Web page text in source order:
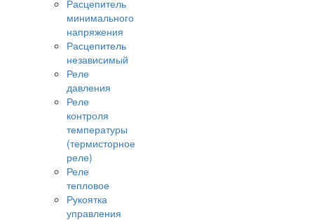
Расцепитель
минимального
напряжения
Расцепитель
независимый
Реле
давления
Реле
контроля
температуры
(термисторное
реле)
Реле
тепловое
Рукоятка
управления